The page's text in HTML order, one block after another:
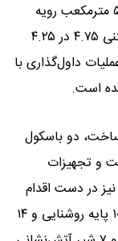
بیان کرد: این طرح شامل اجرای ۲۶ هزار و ۵۰۰ مترمکعب رویه
بتنی با مقاومت C30 است. ابعاد هر واحد بتنی ۴.۷۵ در ۴.۲۵
و عملیات داول‌گذاری با
دو باسکول
و تجهیزات
در دست اقدام
است. روشنایی این فضای گسترده با تعبیه ۱۰۹ پایه روشنایی و ۱۴